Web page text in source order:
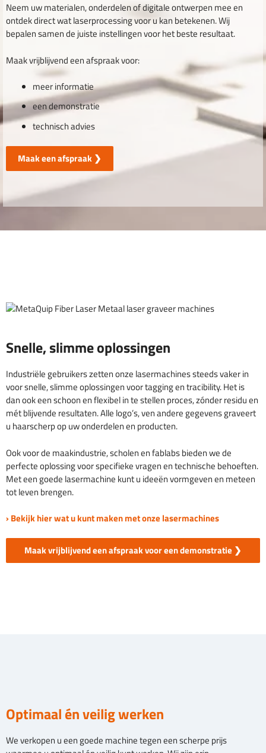
Neem uw materialen, onderdelen of digitale ontwerpen mee en
ontdek direct wat laserprocessing voor u kan betekenen. Wij
bepalen samen de juiste instellingen voor het beste resultaat.
Maak vrijblijvend een afspraak voor:
meer informatie
een demonstratie
technisch advies
Maak een afspraak ❯
Snelle, slimme oplossingen
Industriële gebruikers zetten onze lasermachines steeds vaker in
voor snelle, slimme oplossingen voor tagging en tracibility. Het is
dan ook een schoon en flexibel in te stellen proces, zónder residu en
mét blijvende resultaten. Alle logo’s, ven andere gegevens graveert
u haarscherp op uw onderdelen en producten.
Ook voor de maakindustrie, scholen en fablabs bieden we de
perfecte oplossing voor specifieke vragen en technische behoeften.
Met een goede lasermachine kunt u ideeën vormgeven en meteen
tot leven brengen.
› Bekijk hier wat u kunt maken met onze lasermachines
Maak vrijblijvend een afspraak voor een demonstratie ❯
Optimaal én veilig werken
We verkopen u een goede machine tegen een scherpe prijs